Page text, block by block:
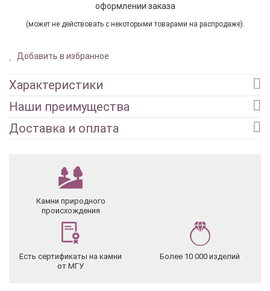
оформлении заказа
(может не действовать с некоторыми товарами на распродаже).
Добавить в избранное
Характеристики
Наши преимущества
Доставка и оплата
Камни природного
происхождения
Есть сертификаты на камни
от МГУ
Более 10 000 изделий